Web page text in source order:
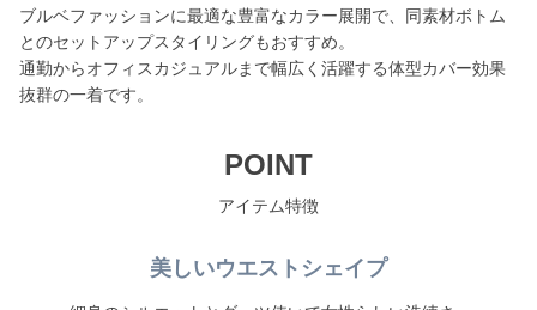
ブルベファッションに最適な豊富なカラー展開で、同素材ボトム
とのセットアップスタイリングもおすすめ。
通勤からオフィスカジュアルまで幅広く活躍する体型カバー効果
抜群の一着です。
POINT
アイテム特徴
美しいウエストシェイプ